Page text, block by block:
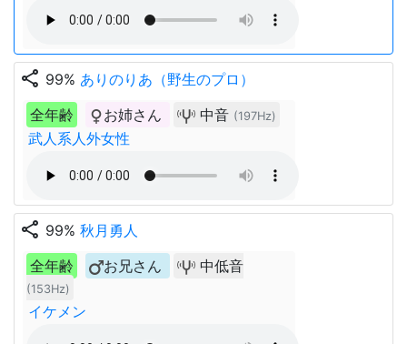
share 99% ありのりあ（野生のプロ）
全年齢
お姉さん 中音 (197Hz)
武人系人外女性
share 99% 秋月勇人
全年齢
お兄さん 中低音
(153Hz)
イケメン